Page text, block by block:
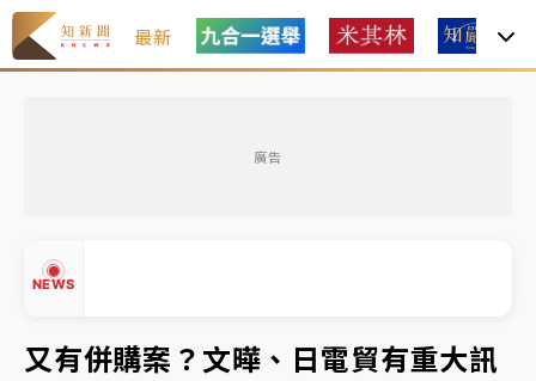
最新
廣告
NEWS
中信慈善基金會想增加董事人數！辜仲諒向法院聲請遭
駁 理由曝光
故宮《龍藏經》特展第2檔！今線上預約開賣一度塞車
周六起展出延長至晚上7時
又有併購案？文曄、日電貿有重大訊